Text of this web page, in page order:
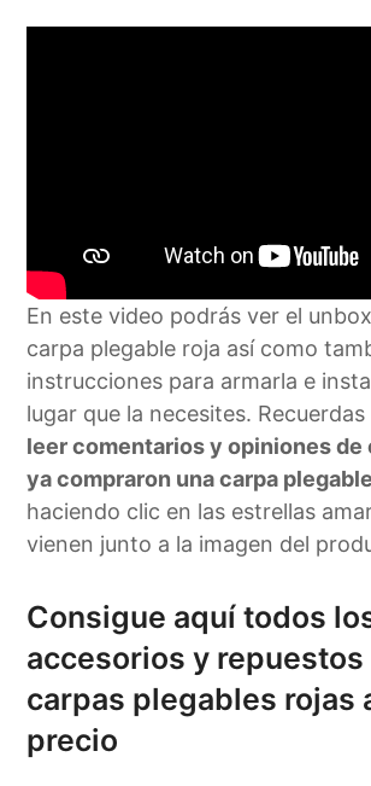
En este video podrás ver el
carpa plegable roja así como
instrucciones para armarla e
lugar que la necesites. Recuerdas
leer comentarios y opiniones de
ya compraron una carpa
haciendo clic en las estrellas
vienen junto a la imagen del
Consigue aquí todos
accesorios y repuestos
carpas plegables rojas
precio